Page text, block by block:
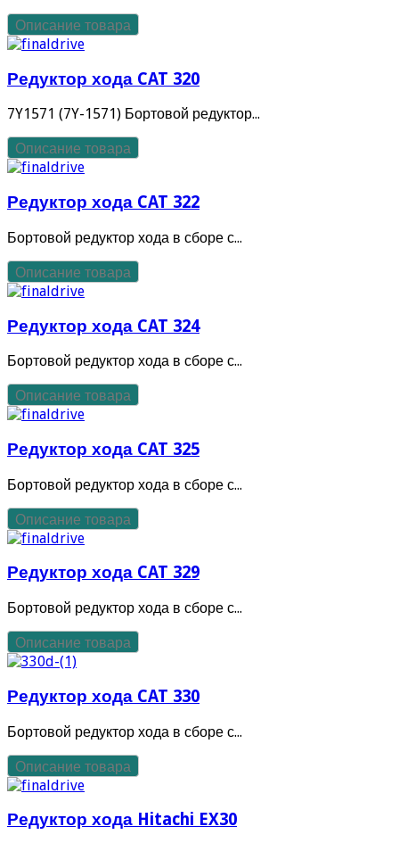
Описание товара
Редуктор хода CAT 320
7Y1571 (7Y-1571) Бортовой редуктор...
Описание товара
Редуктор хода CAT 322
Бортовой редуктор хода в сборе с...
Описание товара
Редуктор хода CAT 324
Бортовой редуктор хода в сборе с...
Описание товара
Редуктор хода CAT 325
Бортовой редуктор хода в сборе с...
Описание товара
Редуктор хода CAT 329
Бортовой редуктор хода в сборе с...
Описание товара
Редуктор хода CAT 330
Бортовой редуктор хода в сборе с...
Описание товара
Редуктор хода Hitachi EX30